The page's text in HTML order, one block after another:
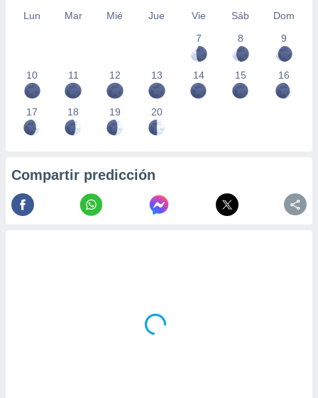
Lun Mar Mié Jue Vie Sáb
Dom
7
8 9
10 11 12 13 14 15 16
17 18 19 20
Compartir predicción